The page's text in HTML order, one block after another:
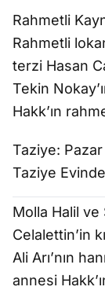
Rahmetli
Rahmetli
terzi Hasan
Tekin
Hakk’ın
Taziye:
Taziye Evinde
Molla Halil ve
Celalettin’in
Ali Arı’nın
annesi